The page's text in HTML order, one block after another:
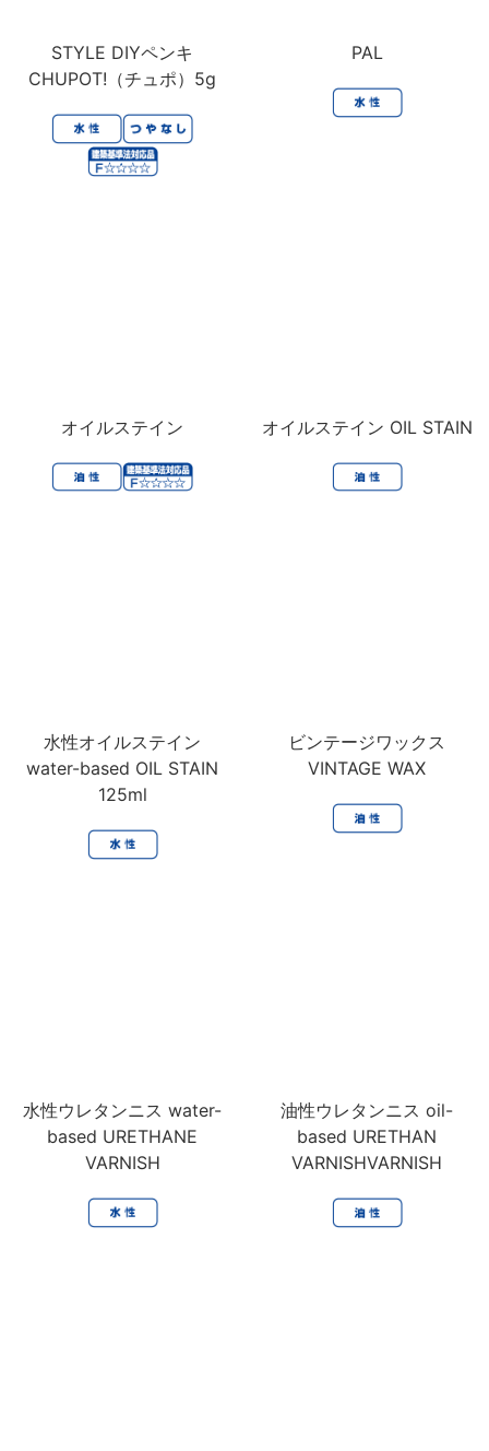
STYLE DIYペンキ
CHUPOT!（チュポ）5g
PAL
オイルステイン オイルステイン OIL STAIN
水性オイルステイン
water-based OIL STAIN
125ml
ビンテージワックス
VINTAGE WAX
水性ウレタンニス water-
based URETHANE
VARNISH
油性ウレタンニス oil-
based URETHAN
VARNISHVARNISH